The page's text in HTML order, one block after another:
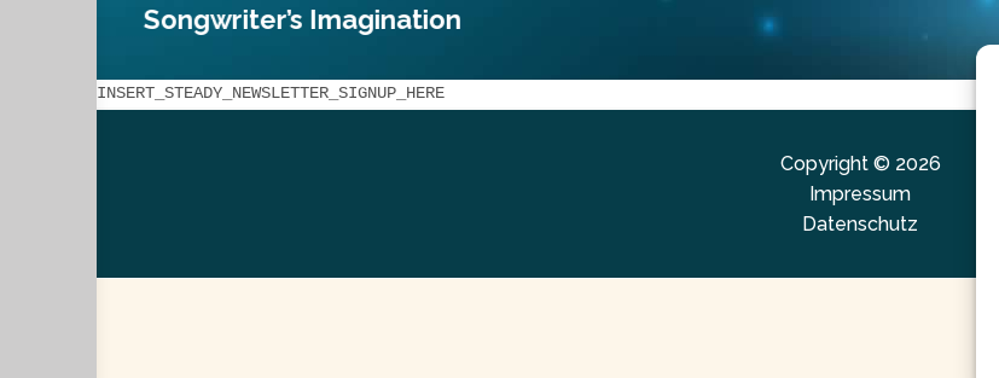
Songwriter’s Imagination
INSERT_STEADY_NEWSLETTER_SIGNUP_HERE
Copyright © 2026
Impressum
Datenschutz